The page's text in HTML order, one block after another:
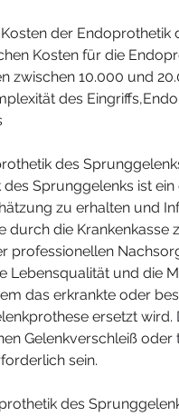
der Endoprothetik
Kosten für die
zwischen 10.000 und
des
des
Sprunggelenks ist
zu erhalten und
durch die Krankenkasse
professionellen
Lebensqualität und die
das erkrankte oder
ersetzt wird.
Gelenkverschleiß
sein.
des